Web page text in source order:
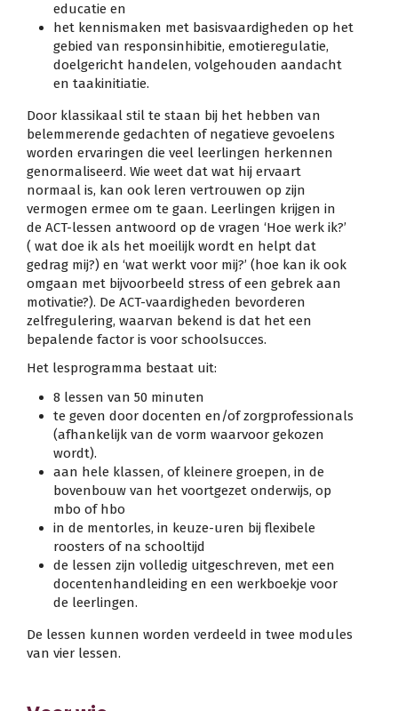
educatie en
het kennismaken met basisvaardigheden op het
gebied van responsinhibitie, emotieregulatie,
doelgericht handelen, volgehouden aandacht
en taakinitiatie.
Door klassikaal stil te staan bij het hebben van
belemmerende gedachten of negatieve gevoelens
worden ervaringen die veel leerlingen herkennen
genormaliseerd. Wie weet dat wat hij ervaart
normaal is, kan ook leren vertrouwen op zijn
vermogen ermee om te gaan. Leerlingen krijgen in
de ACT-lessen antwoord op de vragen ‘Hoe werk ik?’
( wat doe ik als het moeilijk wordt en helpt dat
gedrag mij?) en ‘wat werkt voor mij?’ (hoe kan ik ook
omgaan met bijvoorbeeld stress of een gebrek aan
motivatie?). De ACT-vaardigheden bevorderen
zelfregulering, waarvan bekend is dat het een
bepalende factor is voor schoolsucces.
Het lesprogramma bestaat uit:
8 lessen van 50 minuten
te geven door docenten en/of zorgprofessionals
(afhankelijk van de vorm waarvoor gekozen
wordt).
aan hele klassen, of kleinere groepen, in de
bovenbouw van het voortgezet onderwijs, op
mbo of hbo
in de mentorles, in keuze-uren bij flexibele
roosters of na schooltijd
de lessen zijn volledig uitgeschreven, met een
docentenhandleiding en een werkboekje voor
de leerlingen.
De lessen kunnen worden verdeeld in twee modules
van vier lessen.